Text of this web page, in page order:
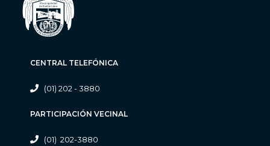
CENTRAL TELEFÓNICA
(01) 202 - 3880
PARTICIPACIÓN VECINAL
(01) 202-3880